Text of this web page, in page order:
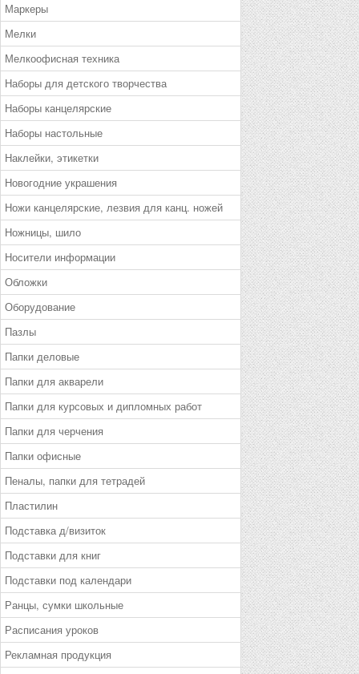
Маркеры
Мелки
Мелкоофисная техника
Наборы для детского творчества
Наборы канцелярские
Наборы настольные
Наклейки, этикетки
Новогодние украшения
Ножи канцелярские, лезвия для канц. ножей
Ножницы, шило
Носители информации
Обложки
Оборудование
Пазлы
Папки деловые
Папки для акварели
Папки для курсовых и дипломных работ
Папки для черчения
Папки офисные
Пеналы, папки для тетрадей
Пластилин
Подставка д/визиток
Подставки для книг
Подставки под календари
Ранцы, сумки школьные
Расписания уроков
Рекламная продукция